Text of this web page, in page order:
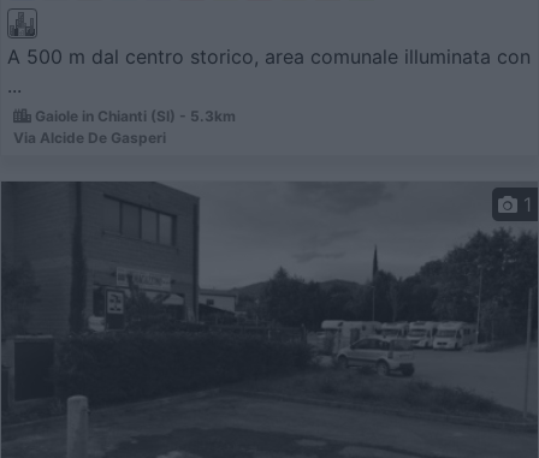
A 500 m dal centro storico, area comunale illuminata con
...
Gaiole in Chianti (SI) - 5.3km
Via Alcide De Gasperi
1